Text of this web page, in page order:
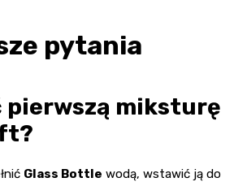
pytania
pierwszą miksturę
Glass Bottle wodą, wstawić ją do